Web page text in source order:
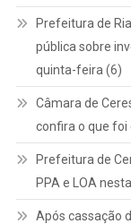
Prefeitura de
pública sobre
quinta-feira (6)
Câmara de
confira o que foi
Prefeitura de
PPA e LOA
Após cassação